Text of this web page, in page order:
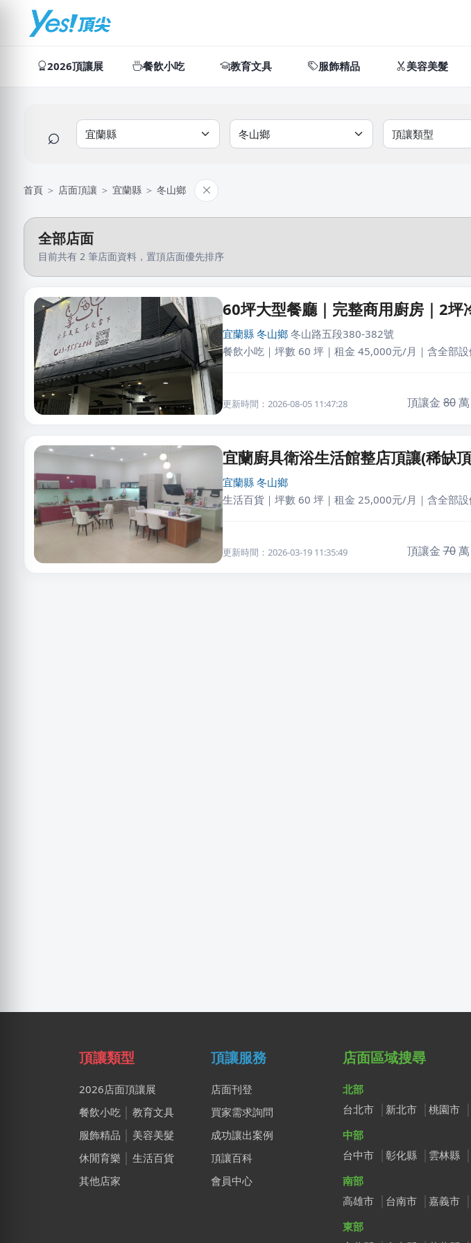
2026頂讓展 餐飲小吃 教育文具 服飾精品 美容美髮
⌕
首頁 ＞ 店面頂讓 ＞ 宜蘭縣 ＞ 冬山鄉
全部店面
目前共有 2 筆店面資料，置頂店面優先排序
60坪大型餐廳｜完整商用廚房｜2坪
宜蘭縣 冬山鄉 冬山路五段380-382號
餐飲小吃｜坪數 60 坪｜租金 45,000元/月｜含全部
更新時間：2026-08-05 11:47:28 頂讓金80萬
宜蘭廚具衛浴生活館整店頂讓(稀缺
宜蘭縣 冬山鄉
生活百貨｜坪數 60 坪｜租金 25,000元/月｜含全部
更新時間：2026-03-19 11:35:49 頂讓金70萬
頂讓類型
2026店面頂讓展
餐飲小吃
教育文具
服飾精品
美容美髮
休閒育樂
生活百貨
其他店家
頂讓服務
店面刊登
買家需求詢問
成功讓出案例
頂讓百科
會員中心
店面區域搜尋
北部
台北市
新北市 桃園市
中部
台中市
彰化縣 雲林縣
南部
高雄市
台南市 嘉義市
東部